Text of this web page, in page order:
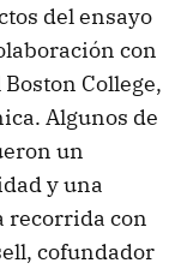
del ensayo
con
College,
Algunos de
un
y una
recorrida con
cofundador